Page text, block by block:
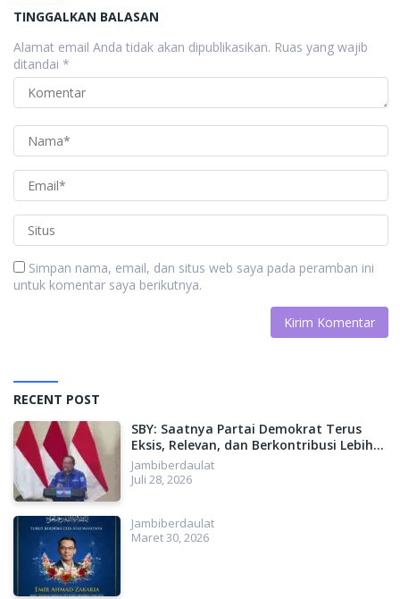
TINGGALKAN BALASAN
Alamat email Anda tidak akan dipublikasikan. Ruas yang wajib
ditandai *
Simpan nama, email, dan situs web saya pada peramban ini
untuk komentar saya berikutnya.
RECENT POST
SBY: Saatnya Partai Demokrat Terus
Eksis, Relevan, dan Berkontribusi Lebih
Besar untuk Indonesia
Jambiberdaulat
Juli 28, 2026
Jambiberdaulat
Maret 30, 2026